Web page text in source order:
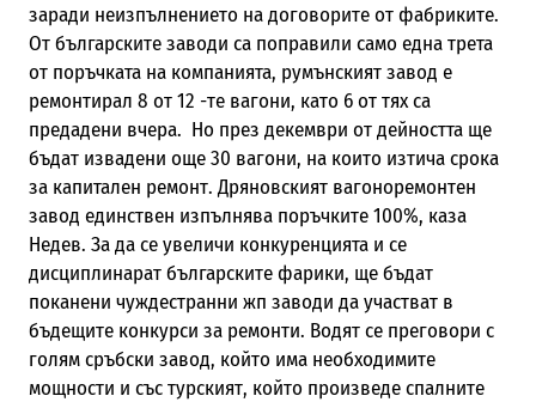
заради неизпълнението на договорите от фабриките.
От българските заводи са поправили само една трета
от поръчката на компанията, румънският завод е
ремонтирал 8 от 12 -те вагони, като 6 от тях са
предадени вчера. Но през декември от дейността ще
бъдат извадени още 30 вагони, на които изтича срока
за капитален ремонт. Дряновският вагоноремонтен
завод единствен изпълнява поръчките 100%, каза
Недев. За да се увеличи конкуренцията и се
дисциплинарат българските фарики, ще бъдат
поканени чуждестранни жп заводи да участват в
бъдещите конкурси за ремонти. Водят се преговори с
голям сръбски завод, който има необходимите
мощности и със турският, който произведе спалните